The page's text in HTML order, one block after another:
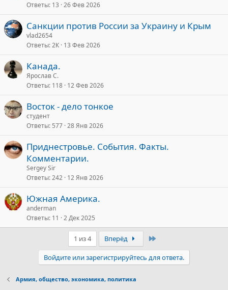
Ответы 13 26 Фев 2026
Санкции против России за Украину и Крым
vlad2654
Ответы 2К 13 Фев 2026
Канада.
Ярослав С.
Ответы 118 12 Фев 2026
Восток - дело тонкое
студент
Ответы 577 28 Янв 2026
Приднестровье. События. Факты.
Комментарии.
Sergey Sir
Ответы 242 12 Янв 2026
Южная Америка.
anderman
Ответы 11 2 Дек 2025
1 из 4 Вперёд
Войдите или зарегистрируйтесь для ответа.
Армия, общество, экономика, политика